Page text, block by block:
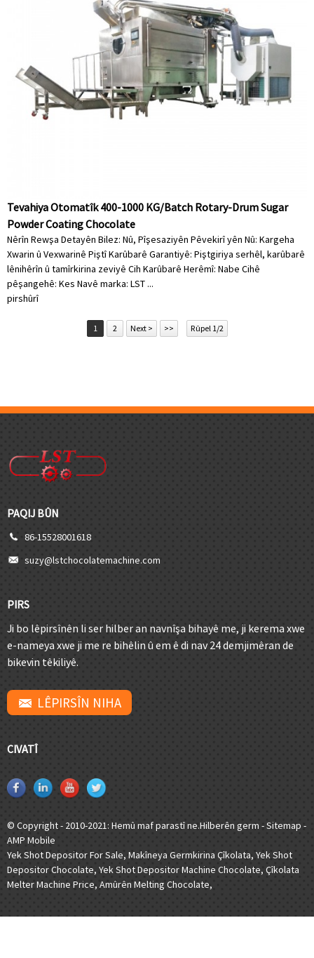
Tevahiya Otomatîk 400-1000 KG/Batch Rotary-Drum Sugar
Powder Coating Chocolate
Nêrîn Rewşa Detayên Bilez: Nû, Pîşesaziyên Pêvekirî yên Nû: Kargeha
Xwarin û Vexwarinê Piştî Karûbarê Garantiyê: Piştgiriya serhêl, karûbarê
lênihêrîn û tamîrkirina zeviyê Cih Karûbarê Herêmî: Nabe Cihê
pêşangehê: Kes Navê marka: LST ...
pirshûrî
1 2 Next > >> Rûpel 1/2
PAQIJ BÛN
86-15528001618
suzy@lstchocolatemachine.com
PIRS
Ji bo lêpirsînên li ser hilber an navnîşa bihayê me, ji kerema xwe
e-nameya xwe ji me re bihêlin û em ê di nav 24 demjimêran de
bikevin têkiliyê.
LÊPIRSÎN NIHA
CIVATÎ
© Copyright - 2010-2021: Hemû maf parastî ne.Hilberên germ -Sitemap -
AMP Mobile
Yek Shot Depositor For Sale, Makîneya Germkirina Çîkolata, Yek Shot
Depositor Chocolate, Yek Shot Depositor Machine Chocolate, Çîkolata
Melter Machine Price, Amûrên Melting Chocolate,